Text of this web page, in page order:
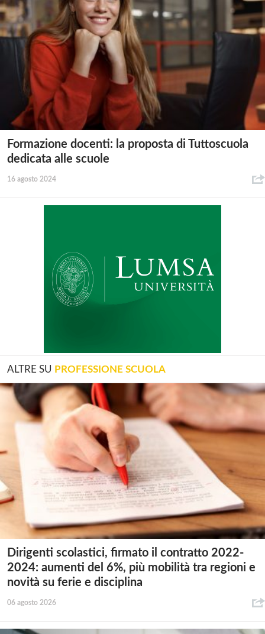
Formazione docenti: la proposta di Tuttoscuola
dedicata alle scuole
16 agosto 2024
ALTRE SU PROFESSIONE SCUOLA
Dirigenti scolastici, firmato il contratto 2022-
2024: aumenti del 6%, più mobilità tra regioni e
novità su ferie e disciplina
06 agosto 2026